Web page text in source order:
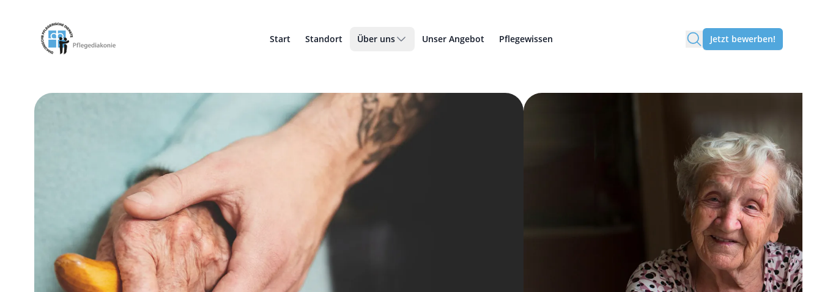
Pflegediakonie Alten Eichen
Start Standort Über uns Unser Angebot Pflegewissen Jetzt bewerben!